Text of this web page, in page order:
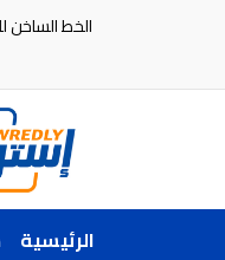
الخط الساخن
الرئيسية